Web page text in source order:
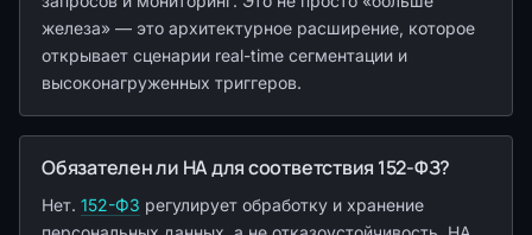
железа» — это архитектурное расширение, которое
открывает сценарии real-time сегментации и
высоконагруженных триггеров.
Обязателен ли HA для соответствия 152-ФЗ?
Нет. 152-ФЗ регулирует обработку и хранение